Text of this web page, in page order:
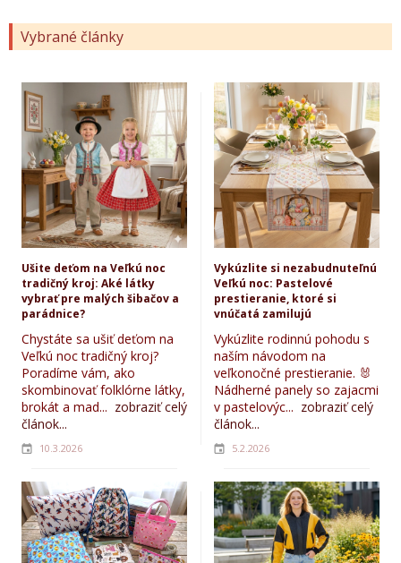
Vybrané články
Ušite deťom na Veľkú noc
tradičný kroj: Aké látky
vybrať pre malých šibačov a
parádnice?
Chystáte sa ušiť deťom na
Veľkú noc tradičný kroj?
Poradíme vám, ako
skombinovať folklórne látky,
brokát a mad... zobraziť celý
článok...
10.3.2026
Vykúzlite si nezabudnuteľnú
Veľkú noc: Pastelové
prestieranie, ktoré si
vnúčatá zamilujú
Vykúzlite rodinnú pohodu s
naším návodom na
veľkonočné prestieranie. 🐰
Nádherné panely so zajacmi
v pastelovýc... zobraziť celý
článok...
5.2.2026